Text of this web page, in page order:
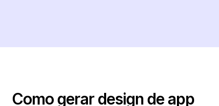
Como gerar design de app